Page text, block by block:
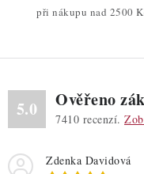
u
při nákupu nad 2500
5.0 Ověřeno
7410 recenzí.
Zdenka Davidová